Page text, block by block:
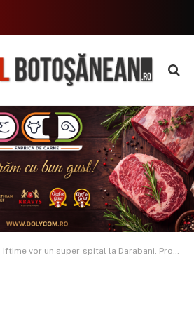
spital la Darabani. Proiectul va deservi 40.000 de cetățeni. ”Primează în fața oricăror orgolii politice!”